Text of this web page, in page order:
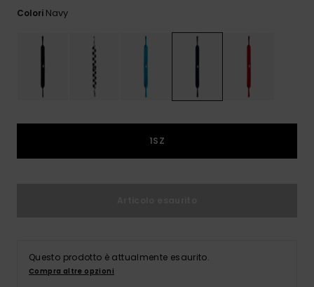
contatto.
Consulta
Colori Navy
1SZ
Questo prodotto è attualmente esaurito.
Compra altre opzioni